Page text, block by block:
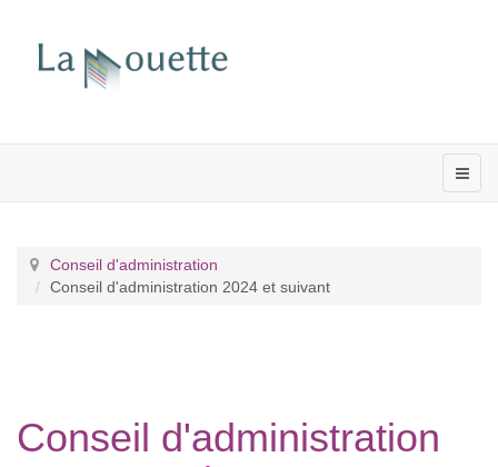
Conseil d'administration
Conseil d'administration 2024 et suivant
Conseil d'administration